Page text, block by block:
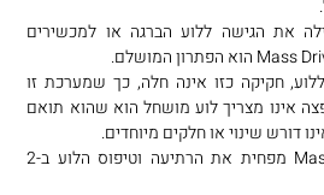
את הגישה ללוע הברגה או למכשירים
חקיקה כזו אינה חלה, כך שמערכת זו
אינו מצריך לוע מושחל הוא שהוא תואם
לאחר ההתקנה, ה-Mass Driver מפחית את הרתיעה וטיפוס הלוע ב-2